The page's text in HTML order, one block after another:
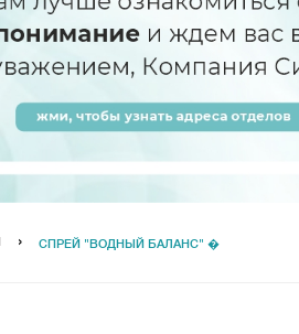
СПРЕЙ "ВОДНЫЙ БАЛАНС" �